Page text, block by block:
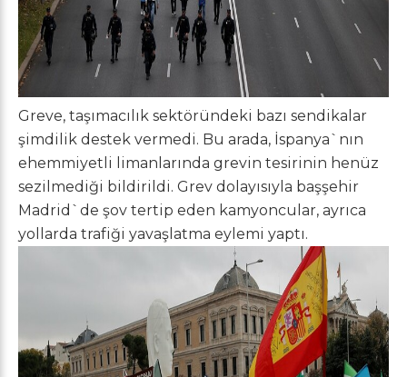
Greve, taşımacılık sektöründeki bazı sendikalar
şimdilik destek vermedi. Bu arada, İspanya`nın
ehemmiyetli limanlarında grevin tesirinin henüz
sezilmediği bildirildi. Grev dolayısıyla başşehir
Madrid`de şov tertip eden kamyoncular, ayrıca
yollarda trafiği yavaşlatma eylemi yaptı.